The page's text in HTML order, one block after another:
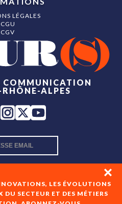
LES ÉVOLUTIONS
DU SECTEUR ET DES MÉTIERS
COMMUNICATION
ALPES
LÉGALES
CGU
CGV